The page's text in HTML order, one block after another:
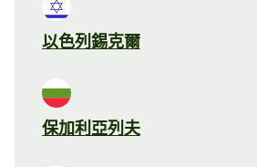
以色列錫克爾
保加利亞列夫